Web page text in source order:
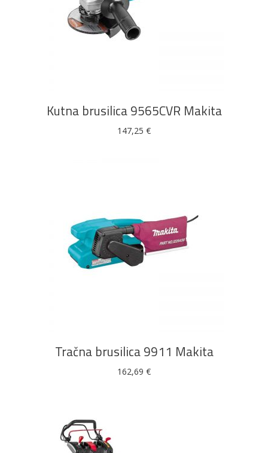
Kutna brusilica 9565CVR Makita
147,25 €
Tračna brusilica 9911 Makita
162,69 €